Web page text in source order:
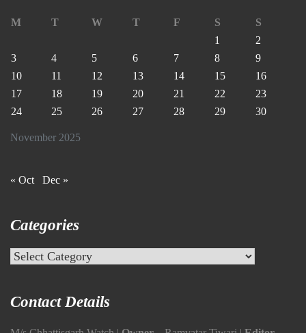
November 2025
M T W T F S
S
1
2
3
4 5 6 7 8
9
10
11 12 13 14 15
16
17
18 19 20 21 22
23
24
25 26 27 28 29 30
« Oct Dec »
Categories
Categories
Contact Details